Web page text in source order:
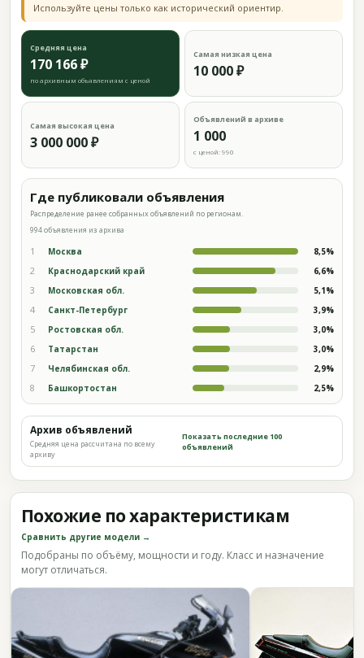
Используйте цены только как исторический ориентир.
Средняя цена
170 166 ₽
по архивным объявлениям с ценой
Самая низкая цена
10 000 ₽
Самая высокая цена
3 000 000 ₽
Объявлений в архиве
1 000
с ценой: 990
Где публиковали объявления
Распределение ранее собранных объявлений по регионам.
994 объявления из архива
1 Москва 8,5%
2 Краснодарский край 6,6%
3 Московская обл. 5,1%
4 Санкт-Петербург 3,9%
5 Ростовская обл. 3,0%
6 Татарстан 3,0%
7 Челябинская обл. 2,9%
8 Башкортостан 2,5%
Архив объявлений
Средняя цена рассчитана по всему
архиву
Показать последние 100
объявлений
Похожие по характеристикам
Сравнить другие модели →
Подобраны по объёму, мощности и году. Класс и назначение
могут отличаться.